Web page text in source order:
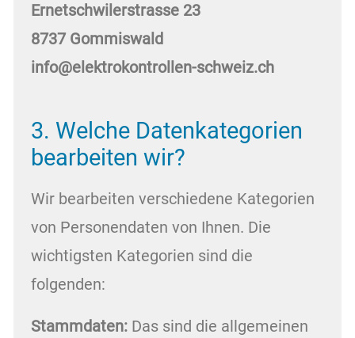
Ernetschwilerstrasse 23
8737 Gommiswald
info@elektrokontrollen-schweiz.ch
3. Welche Datenkategorien
bearbeiten wir?
Wir bearbeiten verschiedene Kategorien
von Personendaten von Ihnen. Die
wichtigsten Kategorien sind die
folgenden:
Stammdaten: Das sind die allgemeinen